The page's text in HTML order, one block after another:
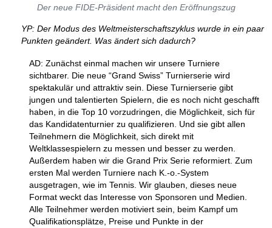
Der neue FIDE-Präsident macht den Eröffnungszug
YP: Der Modus des Weltmeisterschaftszyklus wurde in ein paar
Punkten geändert. Was ändert sich dadurch?
AD: Zunächst einmal machen wir unsere Turniere
sichtbarer. Die neue “Grand Swiss” Turnierserie wird
spektakulär und attraktiv sein. Diese Turnierserie gibt
jungen und talentierten Spielern, die es noch nicht geschafft
haben, in die Top 10 vorzudringen, die Möglichkeit, sich für
das Kandidatenturnier zu qualifizieren. Und sie gibt allen
Teilnehmern die Möglichkeit, sich direkt mit
Weltklassespielern zu messen und besser zu werden.
Außerdem haben wir die Grand Prix Serie reformiert. Zum
ersten Mal werden Turniere nach K.-o.-System
ausgetragen, wie im Tennis. Wir glauben, dieses neue
Format weckt das Interesse von Sponsoren und Medien.
Alle Teilnehmer werden motiviert sein, beim Kampf um
Qualifikationsplätze, Preise und Punkte in der